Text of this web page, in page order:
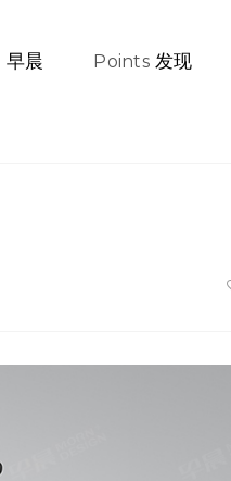
早晨 Points 发现